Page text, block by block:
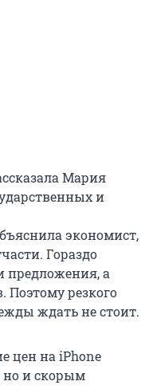
Мария
и
экономист,
Гораздо
предложения, а
Поэтому резкого
ждать не стоит.
цен на iPhone
но и скорым